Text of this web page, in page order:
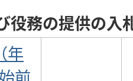
役務の提供の入
年
前